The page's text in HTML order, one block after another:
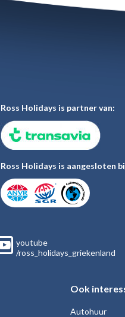
Ross Holidays is partner van:
Ross Holidays is aangesloten
youtube
/ross_holidays_griekenland
Ook
Autohuur